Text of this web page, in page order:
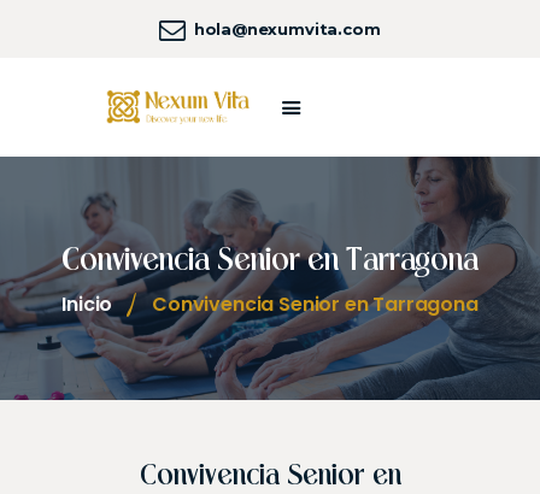
hola@nexumvita.com
Convivencia Senior en Tarragona
Inicio Convivencia Senior en Tarragona
SOBRE NEXUM VITA
HOGARES NEXUM
NUESTROS SERVICIOS
NEXUM LIFE
COSTA DORADA
UNIVERSO NEXUM
CONTACTA
Convivencia Senior en